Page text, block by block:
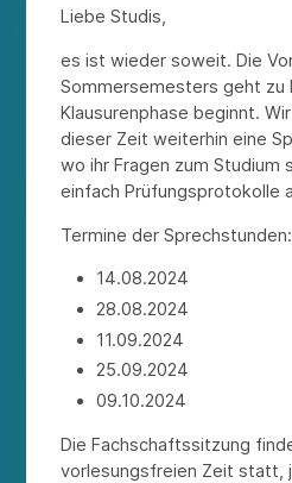
Liebe Studis,
es ist wieder soweit. Die
Sommersemesters geht zu
Klausurenphase beginnt.
dieser Zeit weiterhin eine
wo ihr Fragen zum Studium
einfach Prüfungsprotokolle
Termine der Sprechstunden:
14.08.2024
28.08.2024
11.09.2024
25.09.2024
09.10.2024
Die Fachschaftssitzung
vorlesungsfreien Zeit statt,